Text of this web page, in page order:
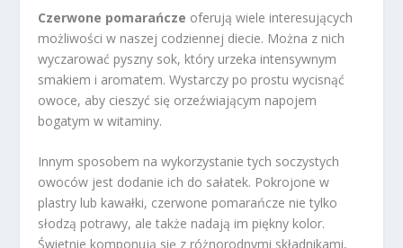
Czerwone pomarańcze oferują wiele interesujących
możliwości w naszej codziennej diecie. Można z nich
wyczarować pyszny sok, który urzeka intensywnym
smakiem i aromatem. Wystarczy po prostu wycisnąć
owoce, aby cieszyć się orzeźwiającym napojem
bogatym w witaminy.
Innym sposobem na wykorzystanie tych soczystych
owoców jest dodanie ich do sałatek. Pokrojone w
plastry lub kawałki, czerwone pomarańcze nie tylko
słodzą potrawy, ale także nadają im piękny kolor.
Świetnie komponują się z różnorodnymi składnikami,